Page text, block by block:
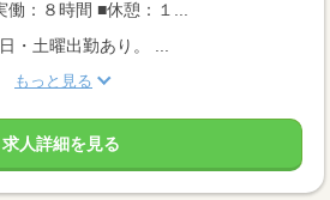
働：８時間 ■休憩：１...
・土曜出勤あり。 ...
もっと見る
求人詳細を見る